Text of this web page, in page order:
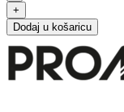
Dodaj u košaricu